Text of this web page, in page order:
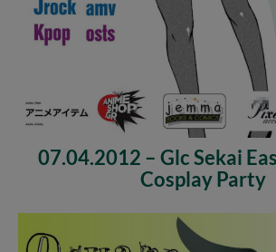
07.04.2012 – Glc Sekai
Cosplay Party